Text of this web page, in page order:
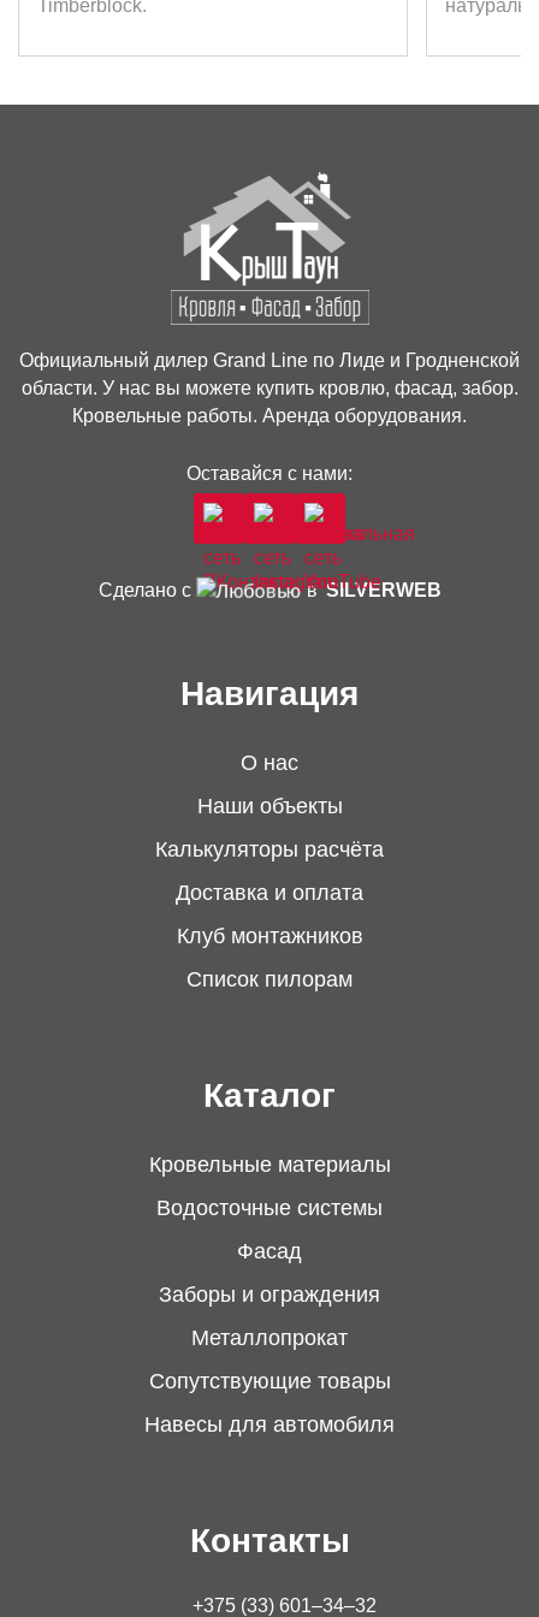
Бесплатная доставка при заказе товара
в удобное для покупателя время.
Разгрузка товара производится силами
3
Доставка по Лидскому району
и Гродненской области
Стоимость доставки по договоренности с
Сроки доставки согласовываем предварительно
в удобное для покупателя время.
Разгрузка производится силами покупателя.
Возможна доставка по всей
Республике Беларусь
Цену доставки узнавайте у менеджеров по
601-34-32
555-39-25
безналичный расчет
Кредит «НА СВАЁ» от
Беларусьбанка
Для приобретения товаров белорусского
производства.
Timberblock.
Официальный дилер Grand Line по Лиде и Гродненской
области. У нас вы можете купить кровлю, фасад, забор.
Кровельные работы. Аренда оборудования.
Оставайся с нами:
Сделано с вSILVERWEB
Навигация
О нас
Наши объекты
Калькуляторы расчёта
Доставка и оплата
Клуб монтажников
Список пилорам
Каталог
Кровельные материалы
Водосточные системы
Фасад
Заборы и ограждения
Металлопрокат
Сопутствующие товары
Навесы для автомобиля
Контакты
+375 (33) 601–34–32